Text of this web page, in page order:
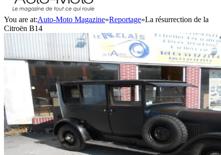
You are at:Auto-Moto Magazine»Reportage»La résurrection de la
Citroën B14